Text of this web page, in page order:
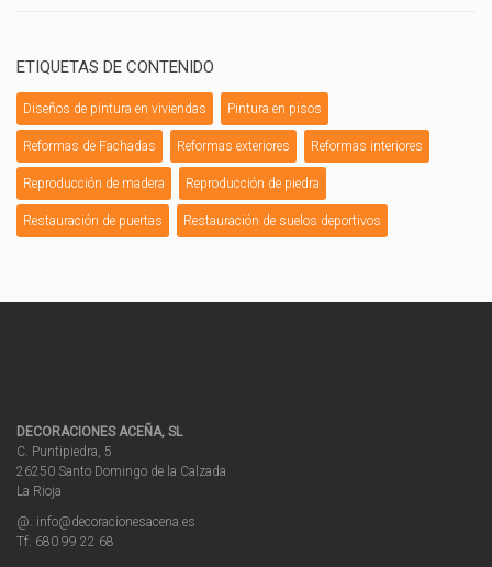
ETIQUETAS DE CONTENIDO
Diseños de pintura en viviendas Pintura en pisos
Reformas de Fachadas Reformas exteriores Reformas interiores
Reproducción de madera Reproducción de piedra
Restauración de puertas Restauración de suelos deportivos
DECORACIONES ACEÑA, SL
C. Puntipiedra, 5
26250 Santo Domingo de la Calzada
La Rioja
@. info@decoracionesacena.es
Tf. 680 99 22 68